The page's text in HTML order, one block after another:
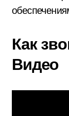
Как
Видео